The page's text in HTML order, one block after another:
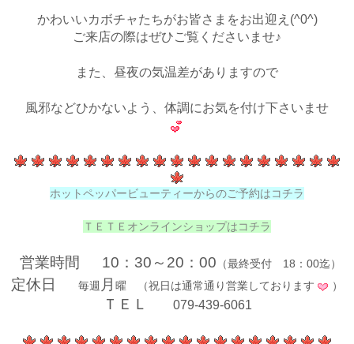
かわいいカボチャたちがお皆さまをお出迎え(^0^)
ご来店の際はぜひご覧くださいませ♪
また、昼夜の気温差がありますので
風邪などひかないよう、体調にお気を付け下さいませ
ホットペッパービューティーからのご予約はコチラ
ＴＥＴＥオンラインショップはコチラ
営業時間 10：30～20：00 （最終受付 18：00迄）
定休日 毎週 月 曜 （祝日は通常通り営業しております ）
ＴＥＬ 079-439-6061